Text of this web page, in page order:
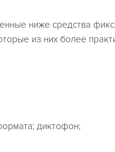
ниже средства
из них более
диктофон;